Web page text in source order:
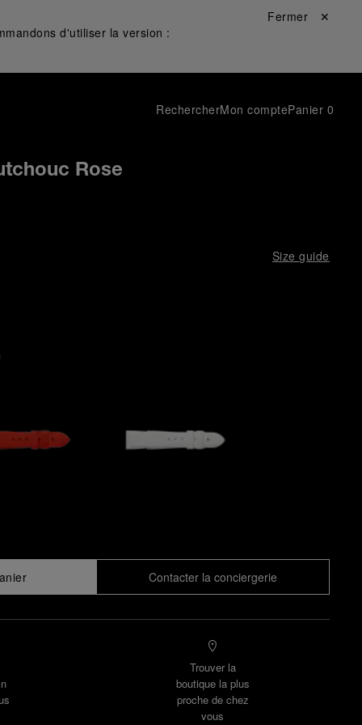
d'utiliser la version :
Fermer ✕
RechercherMon comptePanier 0
Rose
Size guide
Contacter la conciergerie
Trouver la
boutique la plus
proche de chez
vous